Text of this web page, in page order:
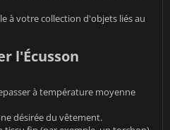
à votre collection d'objets liés au
l'Écusson
à température moyenne
désirée du vêtement.